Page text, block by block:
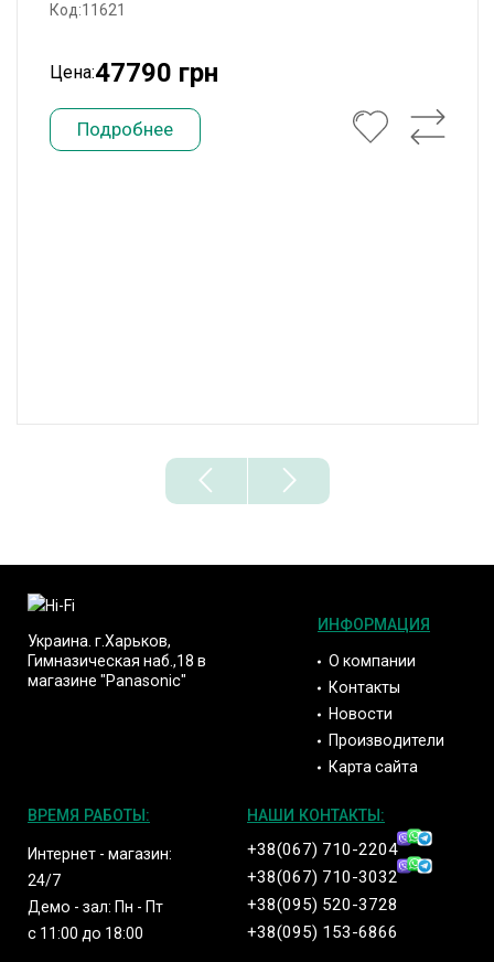
Код:11621
Цена:47790 грн
Подробнее
Украина. г.Харьков,
Гимназическая наб.,18 в
магазине "Panasonic"
ИНФОРМАЦИЯ
О компании
Контакты
Новости
Производители
Карта сайта
ВРЕМЯ РАБОТЫ:
Интернет - магазин:
24/7
Демо - зал: Пн - Пт
с 11:00 до 18:00
НАШИ КОНТАКТЫ:
+38(067) 710-2204
+38(067) 710-3032
+38(095) 520-3728
+38(095) 153-6866